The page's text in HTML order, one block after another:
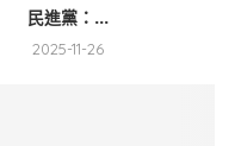
民進黨：...
2025-11-26